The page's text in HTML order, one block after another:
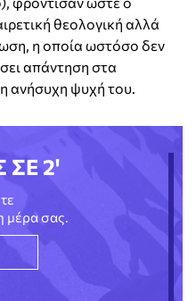
θεολογική αλλά
η οποία ωστόσο δεν
απάντηση στα
ανήσυχη ψυχή του.
ΣΕ 2'
μέρα σας.